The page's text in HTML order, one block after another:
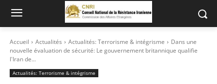
Accueil Actualités Actualités: Terrorisme & intégrisme
Dans une
nouvelle évaluation de sécurité: Le gouvernement britannique qualifie
l'Iran de...
Actualités: Terrorisme & intégrisme